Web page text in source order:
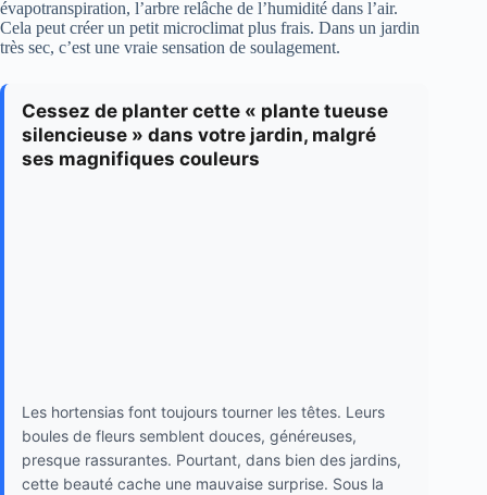
évapotranspiration, l’arbre relâche de l’humidité dans l’air.
Cela peut créer un petit microclimat plus frais. Dans un jardin
très sec, c’est une vraie sensation de soulagement.
Cessez de planter cette « plante tueuse
silencieuse » dans votre jardin, malgré
ses magnifiques couleurs
Les hortensias font toujours tourner les têtes. Leurs
boules de fleurs semblent douces, généreuses,
presque rassurantes. Pourtant, dans bien des jardins,
cette beauté cache une mauvaise surprise. Sous la